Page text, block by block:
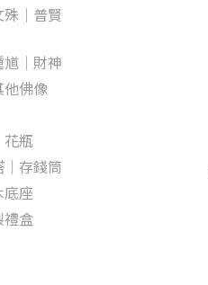
｜普賢
｜財神
他佛像
瓶
存錢筒
底座
禮盒